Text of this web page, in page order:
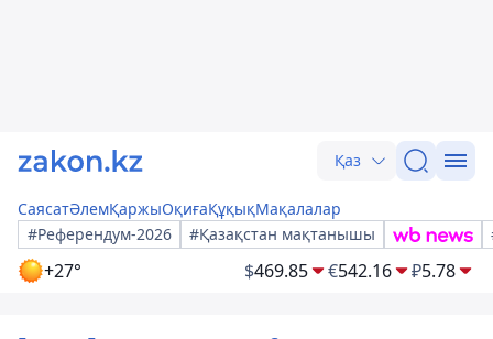
Қаз
СаясатӘлемҚаржыОқиғаҚұқықМақалалар
#Референдум-2026
#Қазақстан мақтанышы
+27° $469.85 €542.16 ₽5.78